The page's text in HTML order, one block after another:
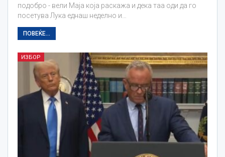
подобро - вели Маја која раскажа и дека таа оди да го
посетува Лука еднаш неделно и…
ПОВЕЌЕ...
ИЗБОР